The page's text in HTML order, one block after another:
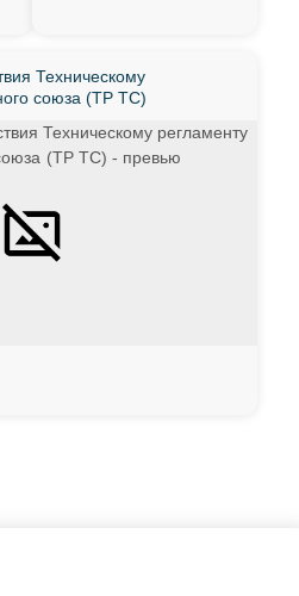
Техническому
союза (ТР ТС)